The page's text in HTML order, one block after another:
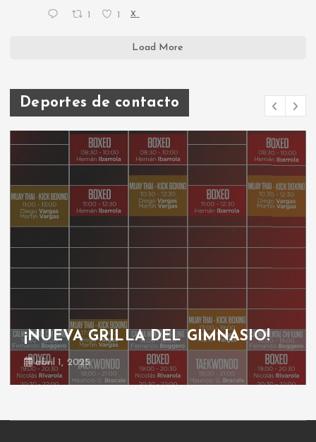
1 1 X
Load More
Deportes de contacto
¡NUEVA GRILLA DEL GIMNASIO!
abril 1, 2025